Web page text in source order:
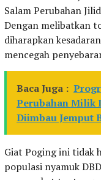
Salam Perubahan
Dengan melibatkan
diharapkan
mencegah
Baca Juga :
Perubahan Milik
Diimbau Jemput
Giat Poging ini tidak
populasi nyamuk